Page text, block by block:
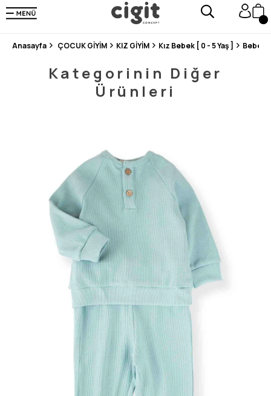
250.000'DEN FAZLA DEĞERLENDİRMEDE 5 ÜZERİNDEN 4.8 PUAN ALDI ⭐⭐⭐⭐⭐
3 MİLYONDAN FAZLA MUTLU MÜŞTERİ ❤️ 10 MİLYON ÜRÜN
Anasayfa ÇOCUK GİYİM KIZ GİYİM Kız Bebek [ 0 - 5 Yaş ] Bebek
Kategorinin Diğer
Ürünleri